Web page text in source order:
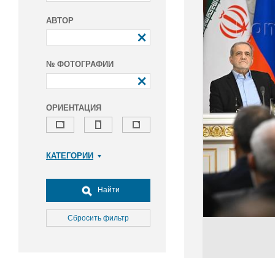
АВТОР
№ ФОТОГРАФИИ
ОРИЕНТАЦИЯ
КАТЕГОРИИ
Досуг, туризм и отдых
Культура
Медицина
Найти
Сбросить фильтр